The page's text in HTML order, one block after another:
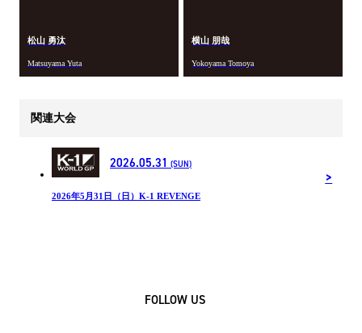
松山 勇汰
Matsuyama Yuta
横山 朋哉
Yokoyama Tomoya
関連大会
2026.05.31 (SUN)
2026年5月31日（日）K-1 REVENGE
FOLLOW US